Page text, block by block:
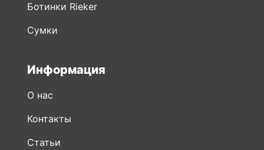
Ботинки Rieker
Сумки
Информация
О нас
Контакты
Статьи